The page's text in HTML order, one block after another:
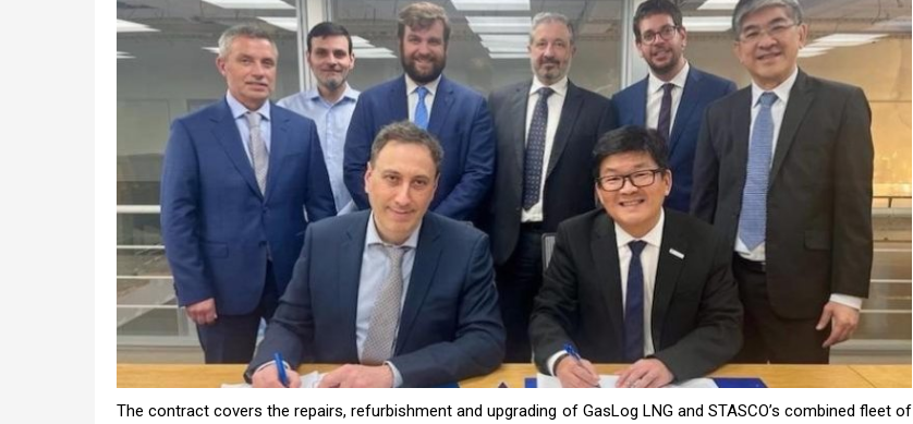
The contract covers the repairs, refurbishment and upgrading of GasLog LNG and STASCO’s combined fleet of